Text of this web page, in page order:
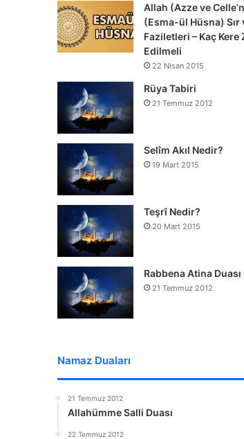
Allah (Azze ve
(Esma-ül Hüsna) Sır
Faziletleri – Kaç Kere
Edilmeli
22 Nisan 2015
Rüya Tabiri
21 Temmuz 2012
Selîm Akıl Nedir?
19 Mart 2015
Teşrî Nedir?
20 Mart 2015
Rabbena Atina Duası
21 Temmuz 2012
Namaz Duaları
21 Temmuz 2012
Allahümme Salli Duası
22 Temmuz 2012